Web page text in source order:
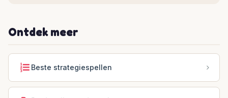
Ontdek meer
Beste strategiespellen